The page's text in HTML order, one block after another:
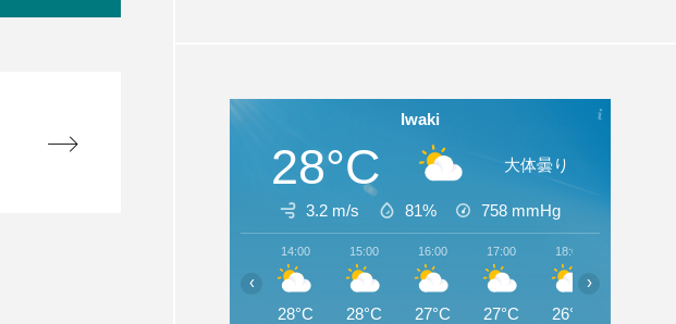
Iwaki
28°C 大体曇り
3.2 m/s 81% 758 mmHg
14:00
28°C
15:00
28°C
16:00
27°C
17:00
27°C
18:00
26°C
‹ ›